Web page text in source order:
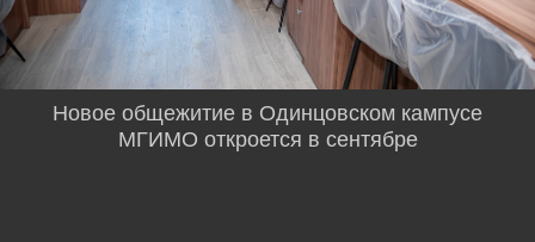
Новое общежитие в Одинцовском кампусе
МГИМО откроется в сентябре